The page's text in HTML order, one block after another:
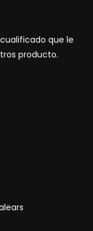
que le
producto.